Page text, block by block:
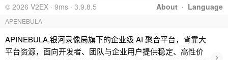
About · Language
© 2026 V2EX · 9ms · 3.9.8.5
APENEBULA
APINEBULA,银河录像局旗下的企业级 AI 聚合平台，背靠大
平台资源，面向开发者、团队与企业用户提供稳定、高性价
›